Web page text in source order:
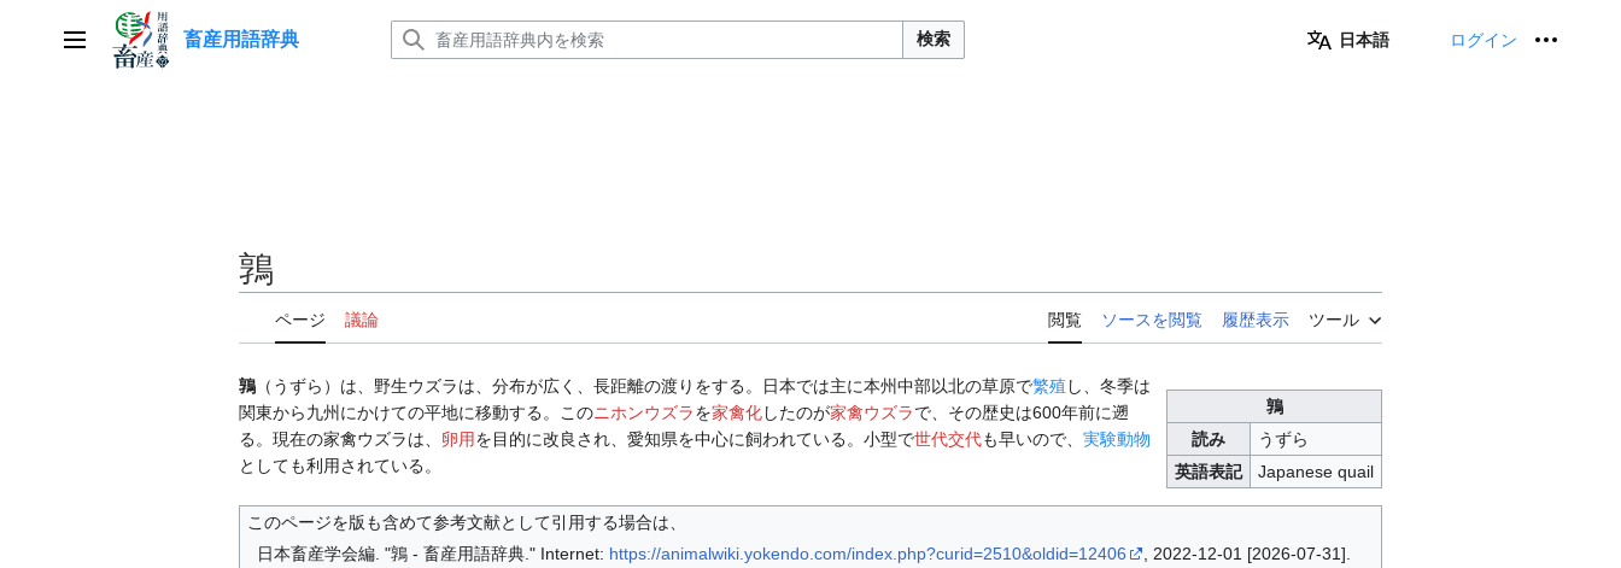
メインメニュー
畜産用語辞典 検索 日本語 ログイン
鶉
ページ 議論 閲覧 ソースを閲覧 履歴表示 ツール
鶉
読み
うずら
英語表記
Japanese quail
鶉 （うずら）は、野生ウズラは、分布が広く、長距離の渡りをする。日本では主に本州中部以北の草原で繁殖 し、冬季は
関東から九州にかけての平地に移動する。このニホンウズラを家禽化したのが家禽ウズラで、その歴史は600年前に遡
る。現在の家禽ウズラは、 卵用を目的に改良され、愛知県を中心に飼われている。小型で世代交代も早いので、 実験動物
としても利用されている。
このページを版も含めて参考文献として引用する場合は、
日本畜産学会編. "鶉 - 畜産用語辞典." Internet: https://animalwiki.yokendo.com/index.php?curid=2510&oldid=12406
, 2022-12-01 [2026-07-31].